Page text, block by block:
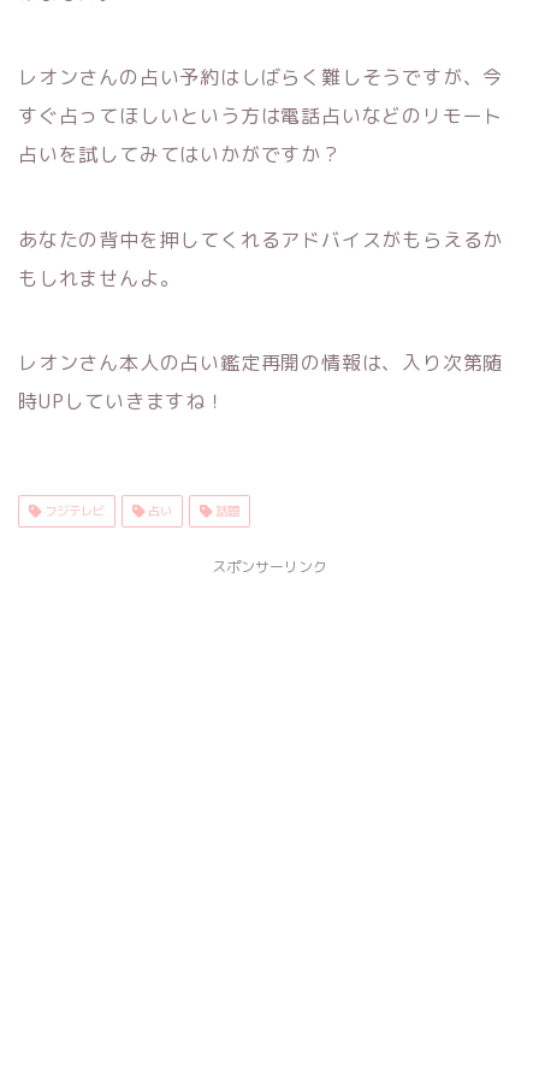
レオンさんの占い予約はしばらく難しそうですが、今
すぐ占ってほしいという方は電話占いなどのリモート
占いを試してみてはいかがですか？
あなたの背中を押してくれるアドバイスがもらえるか
もしれませんよ。
レオンさん本人の占い鑑定再開の情報は、入り次第随
時UPしていきますね！
フジテレビ 占い 話題
スポンサーリンク